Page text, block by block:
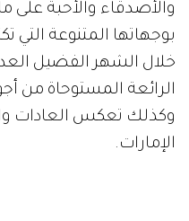
والأصدقاء والأحبة على
بوجهاتها المتنوعة
خلال الشهر الفضيل
الرائعة المستوحاة من
وكذلك تعكس العادات
الإمارات.